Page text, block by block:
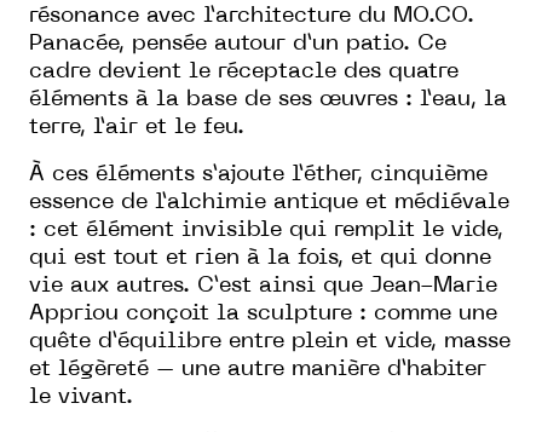
résonance avec l’architecture du MO.CO.
Panacée, pensée autour d’un patio. Ce
cadre devient le réceptacle des quatre
éléments à la base de ses œuvres : l’eau, la
terre, l’air et le feu.
À ces éléments s’ajoute l’éther, cinquième
essence de l’alchimie antique et médiévale
: cet élément invisible qui remplit le vide,
qui est tout et rien à la fois, et qui donne
vie aux autres. C’est ainsi que Jean-Marie
Appriou conçoit la sculpture : comme une
quête d’équilibre entre plein et vide, masse
et légèreté – une autre manière d’habiter
le vivant.